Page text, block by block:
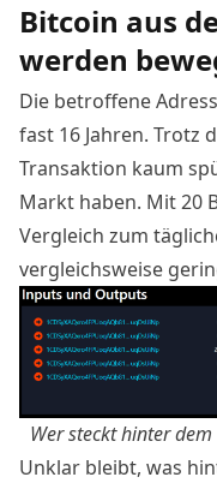
Bitcoin aus
werden
Die betroffene
fast 16 Jahren. Trotz
Transaktion kaum
Markt haben. Mit 20
Vergleich zum
vergleichsweise
Wer steckt hinter
Unklar bleibt, was